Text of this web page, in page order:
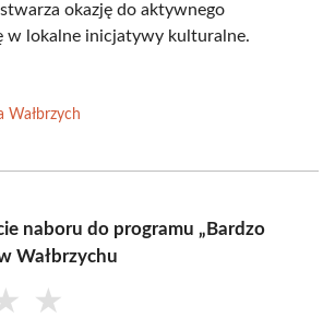
okazję do aktywnego
w lokalne inicjatywy kulturalne.
Wałbrzych
naboru do programu „Bardzo
Wałbrzychu
★